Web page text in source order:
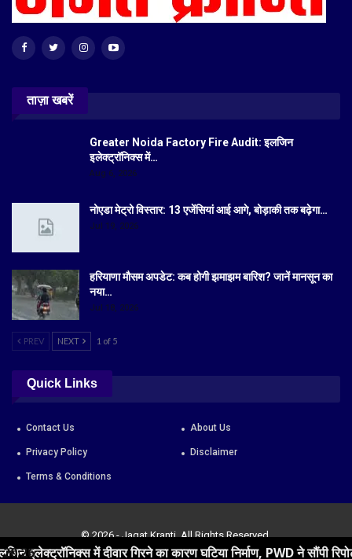
ताज़ा खबरें
Greater Noida Factory Fire Audit: इलजिन
इलेक्ट्रॉनिक्स में…
Aug 6, 2026
नोएडा मेट्रो विस्तार: 13 एजेंसियां आई आगे, बोड़ाकी तक बढ़ेगा…
Jul 19, 2026
हरियाणा मौसम अपडेट: कब होगी झमाझम बारिश? जानें मानसून का
नया…
Jul 18, 2026
PREV NEXT 1 of 5
Quick Links
Contact Us About Us
Privacy Policy Disclaimer
Terms & Conditions
© 2026 - Jagat Kranti. All Rights Reserved.
दीवार गिरने का कारण घटिया निर्माण, PWD ने सौंपी रिपोर्ट
20:26